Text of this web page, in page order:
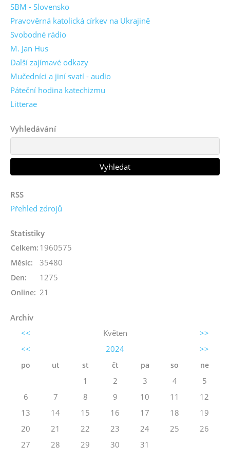
SBM - Slovensko
Pravověrná katolická církev na Ukrajině
Svobodné rádio
M. Jan Hus
Další zajímavé odkazy
Mučedníci a jiní svatí - audio
Páteční hodina katechizmu
Litterae
Vyhledávání
RSS
Přehled zdrojů
Statistiky
Online: 21
Celkem: 1960575
Měsíc: 35480
Den: 1275
Archiv
<<
Květen
>>
<<
2024 >>
po ut st čt pa so ne
1 2 3 4
5
6
7 8 9 10 11
12
13
14 15 16 17 18
19
20
21 22 23 24 25
26
27
28 29 30 31